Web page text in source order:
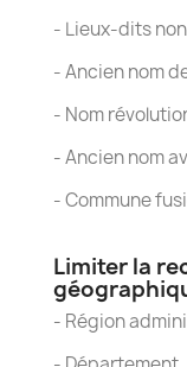
- Lieux-dits
- Ancien nom
- Nom
- Ancien nom
- Commune
Limiter la
- Région